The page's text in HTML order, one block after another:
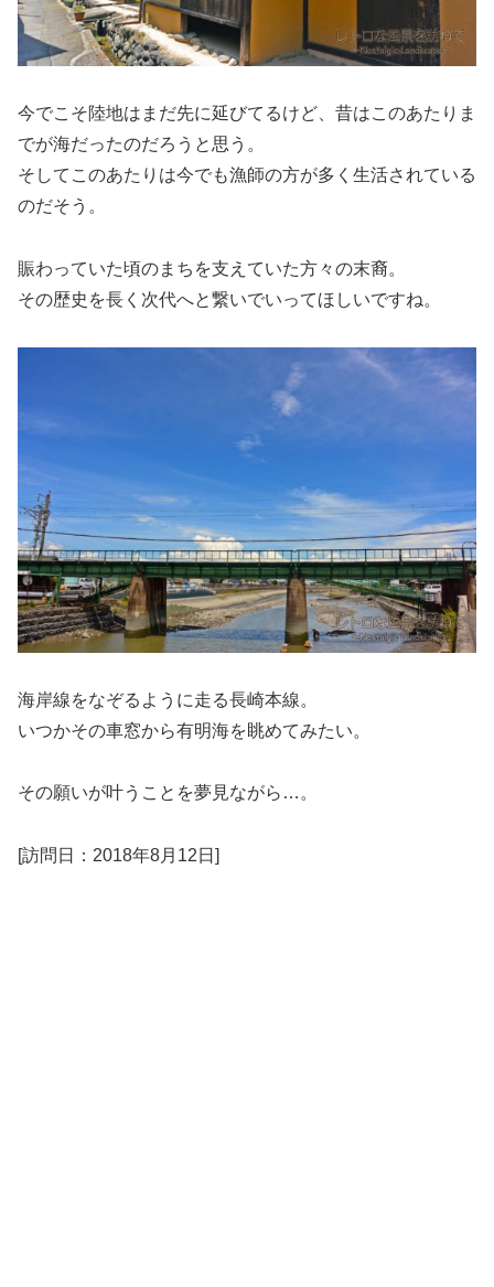
今でこそ陸地はまだ先に延びてるけど、昔はこのあたりま
でが海だったのだろうと思う。
そしてこのあたりは今でも漁師の方が多く生活されている
のだそう。
賑わっていた頃のまちを支えていた方々の末裔。
その歴史を長く次代へと繋いでいってほしいですね。
海岸線をなぞるように走る長崎本線。
いつかその車窓から有明海を眺めてみたい。
その願いが叶うことを夢見ながら…。
[訪問日：2018年8月12日]